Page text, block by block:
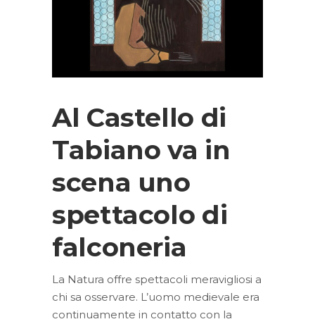
Al Castello di
Tabiano va in
scena uno
spettacolo di
falconeria
La Natura offre spettacoli meravigliosi a
chi sa osservare. L’uomo medievale era
continuamente in contatto con la